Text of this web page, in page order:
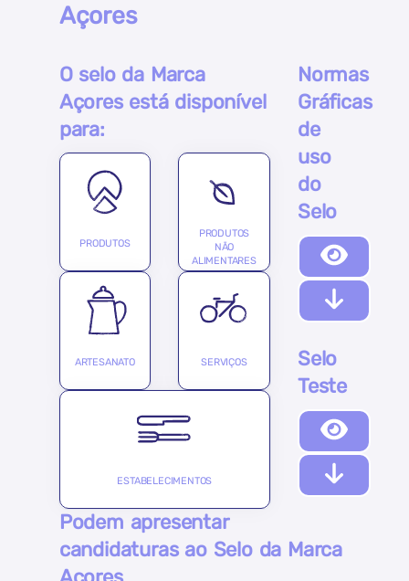
Açores
O selo da Marca
Açores está disponível
para:
PRODUTOS
PRODUTOS
NÃO
ALIMENTARES
ARTESANATO SERVIÇOS
ESTABELECIMENTOS
Normas
Gráficas
de
uso
do
Selo
Selo
Teste
Podem apresentar
candidaturas ao Selo da Marca